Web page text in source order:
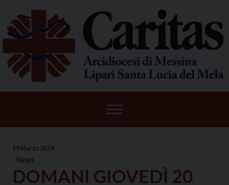
content
19 Marzo 2014
News
DOMANI GIOVEDÌ 20